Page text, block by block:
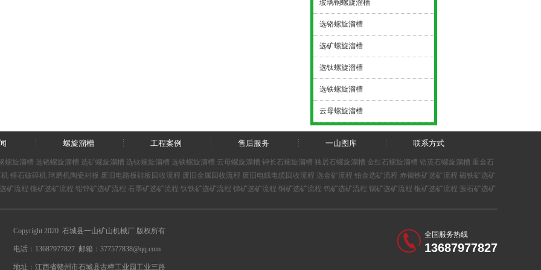
玻璃钢螺旋溜槽
选铬螺旋溜槽
选矿螺旋溜槽
选钛螺旋溜槽
选铁螺旋溜槽
云母螺旋溜槽
螺旋溜槽 工程案例 售后服务 一山图库 联系方式
螺旋溜槽 选铬螺旋溜槽 选矿螺旋溜槽 选钛螺旋溜槽 选铁螺旋溜槽 云母螺旋溜槽 钾长石螺旋溜槽 独居石螺旋溜槽 金红石螺旋溜槽 锆英石螺旋溜槽 重金石
锤石破碎机 球磨机陶瓷衬板 废旧电路板硅板回收流程 废旧金属回收流程 废旧电线电缆回收流程 选金矿流程 铂金选矿流程 赤褐铁矿选矿流程 磁铁矿选矿
矿流程 镍矿选矿流程 铅锌矿选矿流程 石墨矿选矿流程 钛铁矿选矿流程 锑矿选矿流程 铜矿选矿流程 钨矿选矿流程 锡矿选矿流程 银矿选矿流程 萤石矿选矿
Copyright 2020 石城县一山矿山机械厂 版权所有
电话：13687977827 邮箱：377577838@qq.com
地址：江西省赣州市石城县古樟工业园工业三路
全国服务热线
13687977827